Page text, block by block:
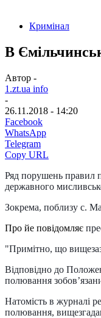
Кримінал
В
Автор -
1.zt.ua info
-
26.11.2018 - 14:20
Facebook
WhatsApp
Telegram
Copy URL
Ряд порушень правил
державного
Зокрема, поблизу с.
Про йе повідомляє
"Примітно, що
Відповідно до
полювання
Натомість в журналі
полювання,